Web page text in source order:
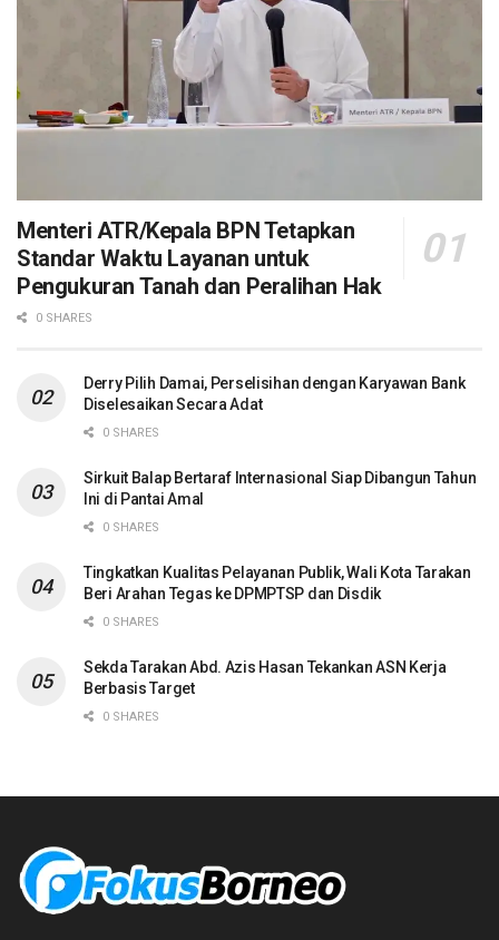
Menteri ATR/Kepala BPN Tetapkan
Standar Waktu Layanan untuk
Pengukuran Tanah dan Peralihan Hak
0 SHARES
Derry Pilih Damai, Perselisihan dengan Karyawan Bank
Diselesaikan Secara Adat
0 SHARES
Sirkuit Balap Bertaraf Internasional Siap Dibangun Tahun
Ini di Pantai Amal
0 SHARES
Tingkatkan Kualitas Pelayanan Publik, Wali Kota Tarakan
Beri Arahan Tegas ke DPMPTSP dan Disdik
0 SHARES
Sekda Tarakan Abd. Azis Hasan Tekankan ASN Kerja
Berbasis Target
0 SHARES